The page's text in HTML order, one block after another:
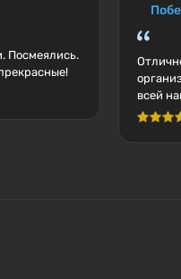
Посмеялись.
всей